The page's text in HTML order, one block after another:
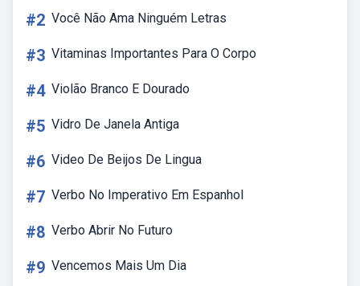
#2 Você Não Ama Ninguém Letras
#3 Vitaminas Importantes Para O Corpo
#4 Violão Branco E Dourado
#5 Vidro De Janela Antiga
#6 Video De Beijos De Lingua
#7 Verbo No Imperativo Em Espanhol
#8 Verbo Abrir No Futuro
#9 Vencemos Mais Um Dia